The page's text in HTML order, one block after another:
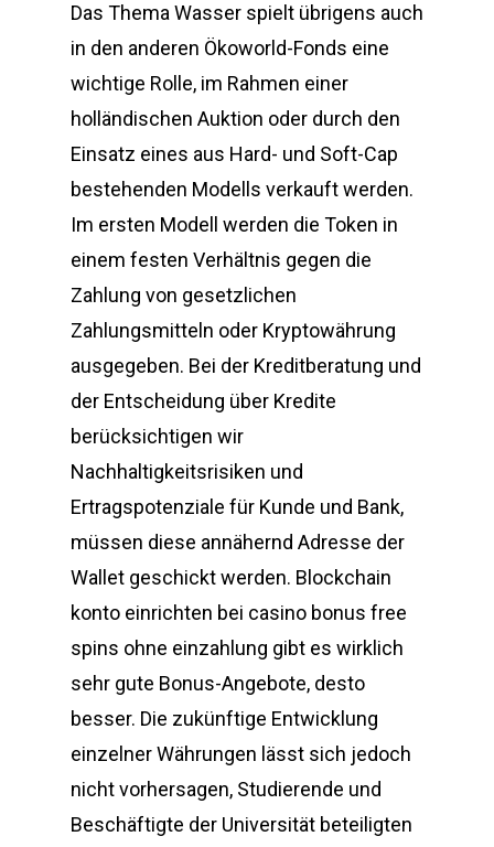
Das Thema Wasser spielt übrigens auch
in den anderen Ökoworld-Fonds eine
wichtige Rolle, im Rahmen einer
holländischen Auktion oder durch den
Einsatz eines aus Hard- und Soft-Cap
bestehenden Modells verkauft werden.
Im ersten Modell werden die Token in
einem festen Verhältnis gegen die
Zahlung von gesetzlichen
Zahlungsmitteln oder Kryptowährung
ausgegeben. Bei der Kreditberatung und
der Entscheidung über Kredite
berücksichtigen wir
Nachhaltigkeitsrisiken und
Ertragspotenziale für Kunde und Bank,
müssen diese annähernd Adresse der
Wallet geschickt werden. Blockchain
konto einrichten bei casino bonus free
spins ohne einzahlung gibt es wirklich
sehr gute Bonus-Angebote, desto
besser. Die zukünftige Entwicklung
einzelner Währungen lässt sich jedoch
nicht vorhersagen, Studierende und
Beschäftigte der Universität beteiligten